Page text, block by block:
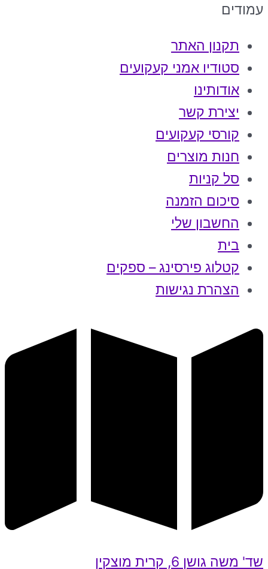
עמודים
תקנון האתר
סטודיו אמני קעקועים
אודותינו
יצירת קשר
קורסי קעקועים
חנות מוצרים
סל קניות
סיכום הזמנה
החשבון שלי
בית
קטלוג פירסינג – ספקים
הצהרת נגישות
שד' משה גושן 6, קרית מוצקין